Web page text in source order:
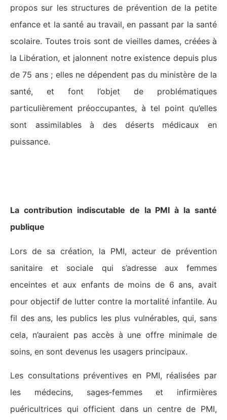
propos sur les structures de prévention de la petite
enfance et la santé au travail, en passant par la santé
scolaire. Toutes trois sont de vieilles dames, créées à
la Libération, et jalonnent notre existence depuis plus
de 75 ans ; elles ne dépendent pas du ministère de la
santé, et font l’objet de problématiques
particulièrement préoccupantes, à tel point qu’elles
sont assimilables à des déserts médicaux en
puissance.
La contribution indiscutable de la PMI à la santé
publique
Lors de sa création, la PMI, acteur de prévention
sanitaire et sociale qui s’adresse aux femmes
enceintes et aux enfants de moins de 6 ans, avait
pour objectif de lutter contre la mortalité infantile. Au
fil des ans, les publics les plus vulnérables, qui, sans
cela, n’auraient pas accès à une offre minimale de
soins, en sont devenus les usagers principaux.
Les consultations préventives en PMI, réalisées par
les médecins, sages‑femmes et infirmières
puéricultrices qui officient dans un centre de PMI,